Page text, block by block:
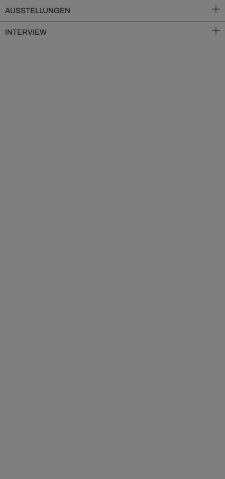
AUSSTELLUNGEN
INTERVIEW